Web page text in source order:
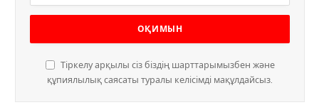
Тіркелу арқылы сіз біздің шарттарымызбен және
құпиялылық саясаты туралы келісімді мақұлдайсыз.